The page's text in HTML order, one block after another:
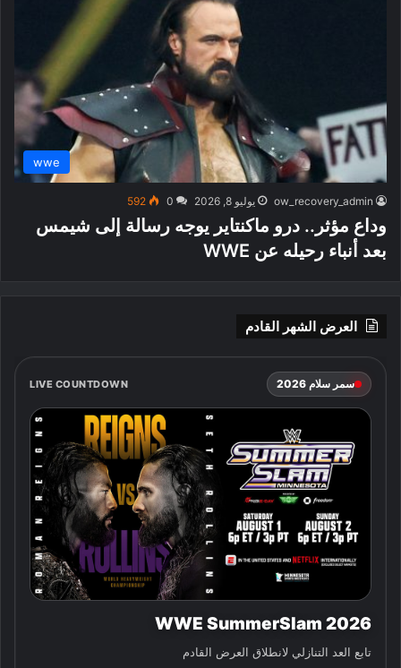
wwe
ow_recovery_admin يوليو 8, 2026 0
592
وداع مؤثر.. درو ماكنتاير يوجه رسالة إلى شيمس
بعد أنباء رحيله عن WWE
العرض الشهر القادم
سمر سلام 2026 LIVE COUNTDOWN
WWE SummerSlam 2026
تابع العد التنازلي لانطلاق العرض القادم